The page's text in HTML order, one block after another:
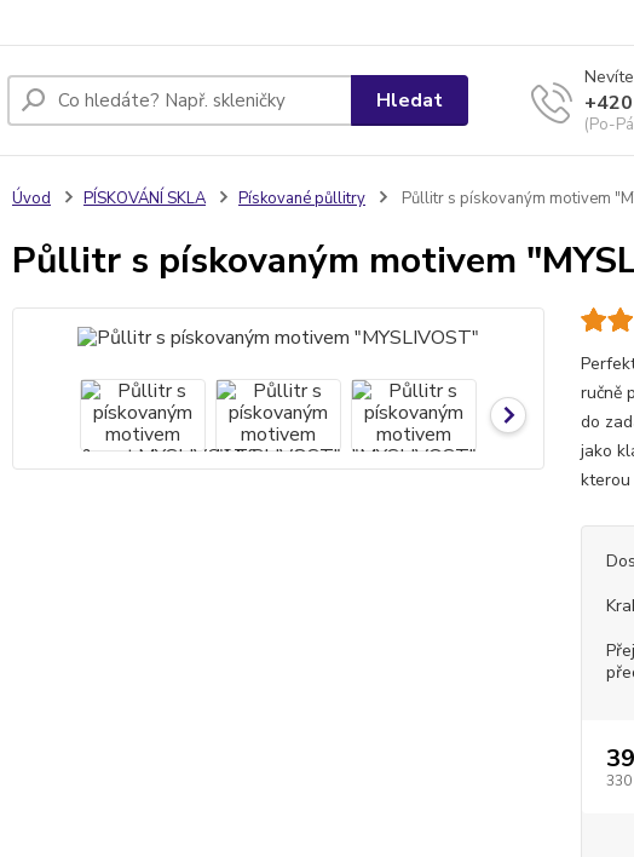
Hledat
(Po-
Úvod PÍSKOVÁNÍ SKLA Pískované půllitry Půllitr s pískovaným motivem
Půllitr s pískovaným motivem
ručně
do
jako
kterou
330